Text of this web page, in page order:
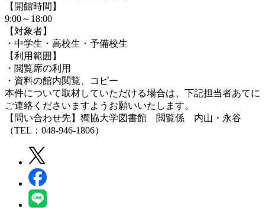
【開館時間】
9:00～18:00
【対象者】
・中学生・高校生・予備校生
【利用範囲】
・閲覧席の利用
・資料の館内閲覧、コピー
本件について取材していただける場合は、下記担当者あてに
ご連絡くださいますようお願いいたします。
【問い合わせ先】獨協大学図書館 閲覧係 内山・永谷
（TEL：048-946-1806）